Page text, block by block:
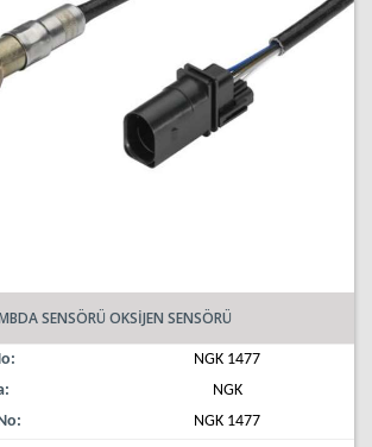
SENSÖRÜ OKSİJEN SENSÖRÜ
NGK 1477
NGK
NGK 1477